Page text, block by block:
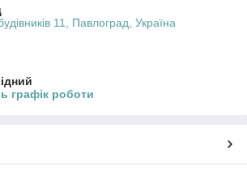
11, Павлоград, Україна
графік роботи